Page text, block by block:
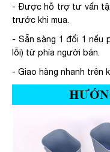
- Được hỗ trợ tư vấn
trước khi mua.
- Sẵn sàng 1 đổi 1 nếu
lỗi) từ phía người bán.
- Giao hàng nhanh trên